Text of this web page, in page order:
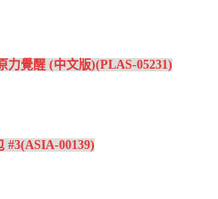
力覺醒 (中文版)(PLAS-05231)
#3(ASIA-00139)